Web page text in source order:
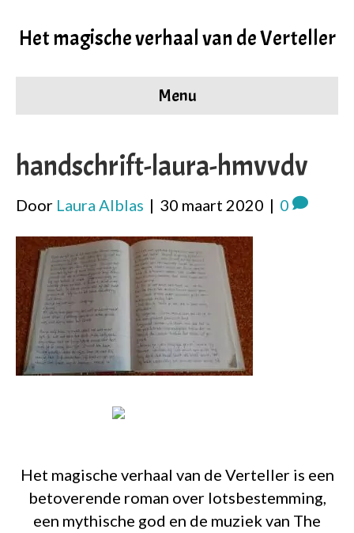
Het magische verhaal van de Verteller
Menu
handschrift-laura-hmvvdv
Door Laura Alblas | 30 maart 2020 | 0
Het magische verhaal van de Verteller is een
betoverende roman over lotsbestemming,
een mythische god en de muziek van The